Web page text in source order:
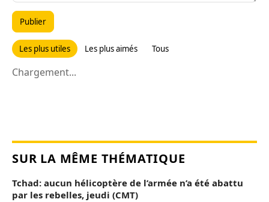
Publier
Les plus utiles Les plus aimés Tous
Chargement...
SUR LA MÊME THÉMATIQUE
Tchad: aucun hélicoptère de l’armée n’a été abattu
par les rebelles, jeudi (CMT)